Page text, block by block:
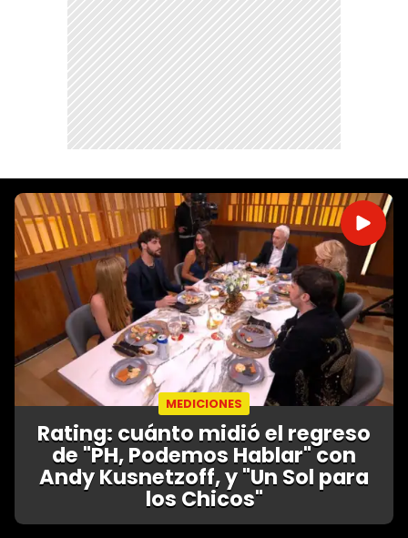
MEDICIONES
Rating: cuánto midió el regreso
de "PH, Podemos Hablar" con
Andy Kusnetzoff, y "Un Sol para
los Chicos"